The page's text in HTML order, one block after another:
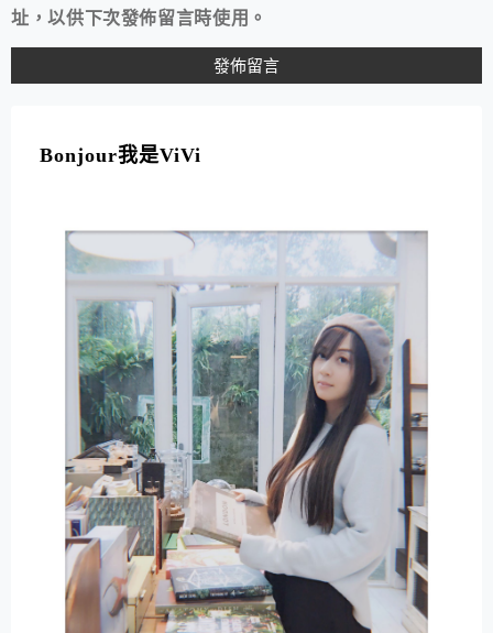
址，以供下次發佈留言時使用。
Bonjour我是ViVi